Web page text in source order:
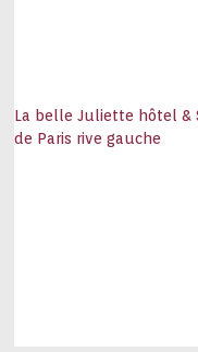
La belle Juliette hôtel &
de Paris rive gauche